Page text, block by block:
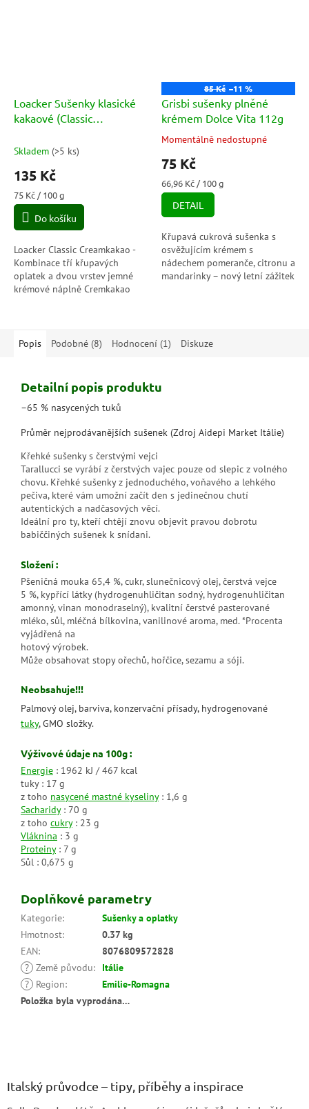
Loacker Sušenky klasické
kakaové (Classic
Skladem (>5 ks)
135 Kč
Měrná
cena:
75 Kč / 100 g
Do košíku
Loacker Classic Creamkakao -
Kombinace tří křupavých
oplatek a dvou vrstev jemné
krémové náplně Cremkakao
85 Kč –11 %
Grisbi sušenky plněné
krémem Dolce Vita 112g
Průměrné
hodnocení
produktu
je
5,0
5
hvězdiček.
Momentálně nedostupné
75 Kč
Měrná
cena:
66,96 Kč / 100 g
DETAIL
Křupavá cukrová sušenka s
osvěžujícím krémem s
nádechem pomeranče, citronu a
mandarinky – nový letní zážitek
Popis Podobné (8) Hodnocení (1) Diskuze
Detailní popis produktu
–65 % nasycených tuků
Průměr nejprodávanějších sušenek (Zdroj Aidepi Market Itálie)
Křehké sušenky s čerstvými vejci
Tarallucci se vyrábí z čerstvých vajec pouze od slepic z volného
chovu. Křehké sušenky z jednoduchého, voňavého a lehkého
pečiva, které vám umožní začít den s jedinečnou chutí
autentických a nadčasových věcí.
Ideální pro ty, kteří chtějí znovu objevit pravou dobrotu
babiččiných sušenek k snídani.
Složení :
Pšeničná mouka 65,4 %, cukr, slunečnicový olej, čerstvá vejce
5 %, kypřící látky (hydrogenuhličitan sodný, hydrogenuhličitan
amonný, vinan monodraselný), kvalitní čerstvé pasterované
mléko, sůl, mléčná bílkovina, vanilinové aroma, med. *Procenta
vyjádřená na
hotový výrobek.
Může obsahovat stopy ořechů, hořčice, sezamu a sóji.
Neobsahuje!!!
Palmový olej, barviva, konzervační přísady, hydrogenované
tuky, GMO složky.
Výživové údaje na 100g :
Energie : 1962 kJ / 467 kcal
tuky : 17 g
z toho nasycené mastné kyseliny: 1,6 g
Sacharidy: 70 g
z toho cukry: 23 g
Vláknina : 3 g
Proteiny: 7 g
Sůl : 0,675 g
Doplňkové parametry
Kategorie:
Sušenky a oplatky
Hmotnost:
0.37 kg
EAN:
8076809572828
? Země původu:
Itálie
?
Region:
Emilie-Romagna
Položka byla vyprodána…
Italský průvodce – tipy, příběhy a inspirace